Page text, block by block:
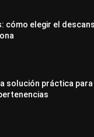
cómo elegir el
solución práctica para